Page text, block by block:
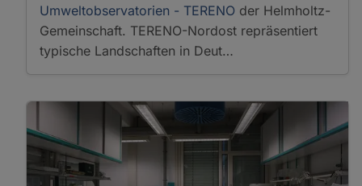
Umweltobservatorien - TERENO der Helmholtz-
Gemeinschaft. TERENO-Nordost repräsentiert
typische Landschaften in Deut…